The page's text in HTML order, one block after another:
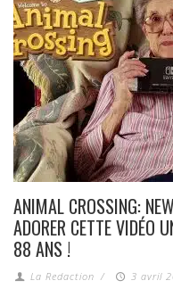
ANIMAL CROSSING:
ADORER CETTE VIDÉO
88 ANS !
La Redaction / 3 avril